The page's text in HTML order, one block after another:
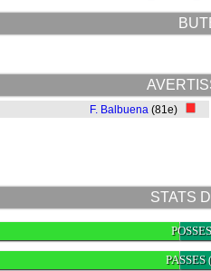
F. Balbuena (81e)
STATS
PASSES